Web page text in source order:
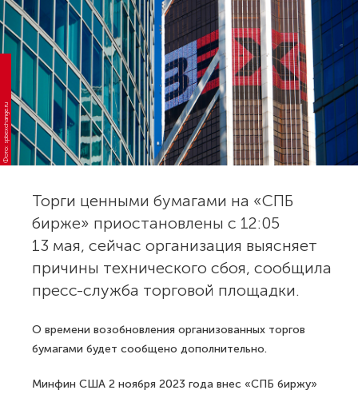
Фото: spbexchange.ru
Торги ценными бумагами на «СПБ
бирже» приостановлены с 12:05
13 мая, сейчас организация выясняет
причины технического сбоя, сообщила
пресс-служба торговой площадки.
О времени возобновления организованных торгов
бумагами будет сообщено дополнительно.
Минфин США 2 ноября 2023 года внес «СПБ биржу»